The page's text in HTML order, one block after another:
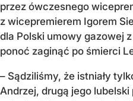
przez ówczesnego
z wicepremierem Igorem
dla Polski umowy gazowej z
ponoć zaginąć po śmierci
– Sądziliśmy, że istniały
Andrzej, drugą jego